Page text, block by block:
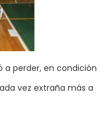
a perder, en condición
vez extraña más a